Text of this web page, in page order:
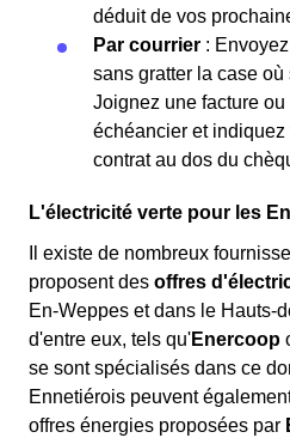
déduit de vos
Par courrier :
sans gratter la case
Joignez une facture
échéancier et indiquez
contrat au dos du
L'électricité verte pour les
Il existe de nombreux
proposent des offres
En-Weppes et dans le Hauts-
d'entre eux, tels qu'Enercoop
se sont spécialisés dans ce
Ennetiérois peuvent
offres énergies proposées par